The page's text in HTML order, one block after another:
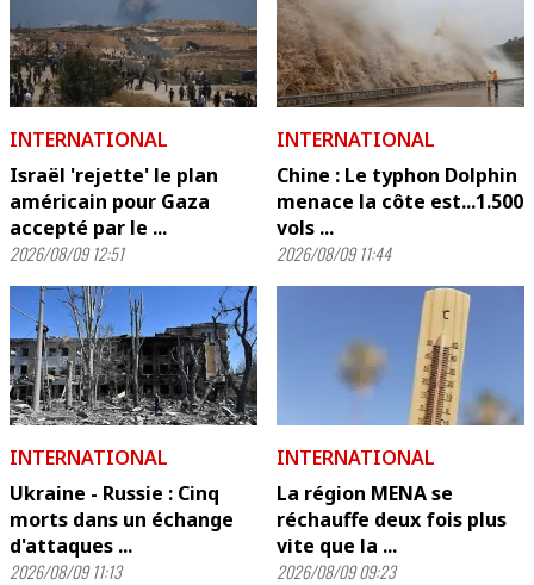
INTERNATIONAL
Israël 'rejette' le plan
américain pour Gaza
accepté par le ...
2026/08/09 12:51
INTERNATIONAL
Chine : Le typhon Dolphin
menace la côte est...1.500
vols ...
2026/08/09 11:44
INTERNATIONAL
Ukraine - Russie : Cinq
morts dans un échange
d'attaques ...
2026/08/09 11:13
INTERNATIONAL
La région MENA se
réchauffe deux fois plus
vite que la ...
2026/08/09 09:23